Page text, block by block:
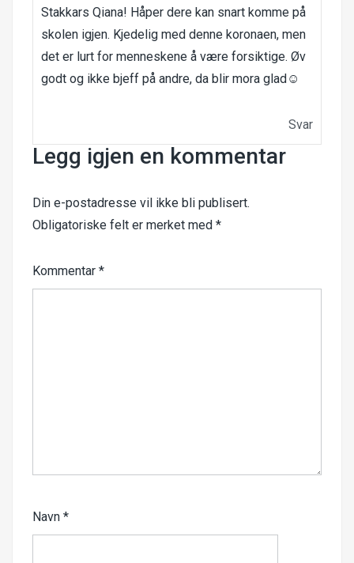
Stakkars Qiana! Håper dere kan snart komme på
skolen igjen. Kjedelig med denne koronaen, men
det er lurt for menneskene å være forsiktige. Øv
godt og ikke bjeff på andre, da blir mora glad☺️
Svar
Legg igjen en kommentar
Din e-postadresse vil ikke bli publisert.
Obligatoriske felt er merket med *
Kommentar *
Navn *